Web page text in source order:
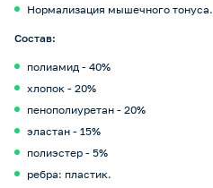
Нормализация мышечного тонуса.
Cостав:
полиамид - 40%
хлопок - 20%
пенополиуретан - 20%
эластан - 15%
полиэстер - 5%
ребра: пластик.